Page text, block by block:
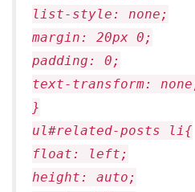
list-style: none;
margin: 20px 0;
padding: 0;
text-transform:
}
ul#related-posts li{
float: left;
height: auto;